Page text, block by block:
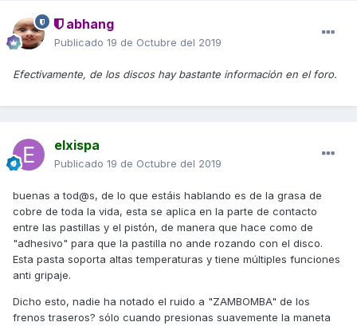
abhang
Publicado 19 de Octubre del 2019
Efectivamente, de los discos hay bastante información en el foro.
elxispa
Publicado 19 de Octubre del 2019
buenas a tod@s, de lo que estáis hablando es de la grasa de
cobre de toda la vida, esta se aplica en la parte de contacto
entre las pastillas y el pistón, de manera que hace como de
"adhesivo" para que la pastilla no ande rozando con el disco.
Esta pasta soporta altas temperaturas y tiene múltiples funciones
anti gripaje.
Dicho esto, nadie ha notado el ruido a "ZAMBOMBA" de los
frenos traseros? sólo cuando presionas suavemente la maneta